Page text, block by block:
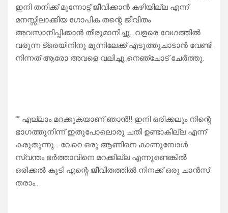
ഇനി തനിക്ക് മുന്നോട്ട് ജീവിക്കാൻ കഴിയില്ല എന്ന്
മനസ്സിലാക്കിയ ഗോപിക തന്റെ ജീവിതം
അവസാനിപ്പിക്കാൻ തീരുമാനിച്ചു.. വളരെ വേഗത്തിൽ
വരുന്ന ട്രെയിനിനു മുന്നിലേക്ക് എടുത്തുചാടാൻ വേണ്ടി
നിന്നത് ആരോ അവളെ വലിച്ചു നെഞ്ചോട് ചേർത്തു.
“” എല്ലാം മറക്കുകയാണ് ഞാൻ!! ഇനി ഒരിക്കലും നിന്റെ
ഭാഗത്തുനിന്ന് ഇതുപോലൊരു ചതി ഉണ്ടാകില്ല എന്ന്
കരുതുന്നു… വേറെ ഒരു ആണിനെ കാണുമ്പോൾ
സ്വന്തം ഭർത്താവിനെ മറക്കില്ല എന്നുണ്ടെങ്കിൽ
ഒരിക്കൽ കൂടി എന്റെ ജീവിതത്തിൽ നിനക്ക് ഒരു ചാൻസ്
തരാം..